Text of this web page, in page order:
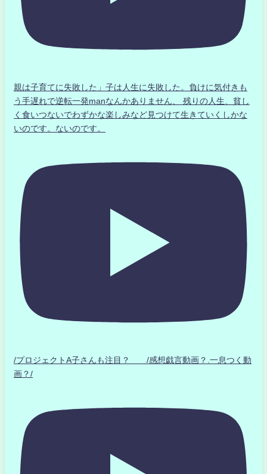
親は子育てに失敗した」子は人生に失敗した。負けに気付きも
う手遅れで逆転一発manなんかありません、 残りの人生、貧し
く食いつないでわずかな楽しみなど見つけて生きていくしかな
いのです。ないのです。
/プロジェクトA子さんも注目？ /感想戯言動画？.一息つく動
画？/